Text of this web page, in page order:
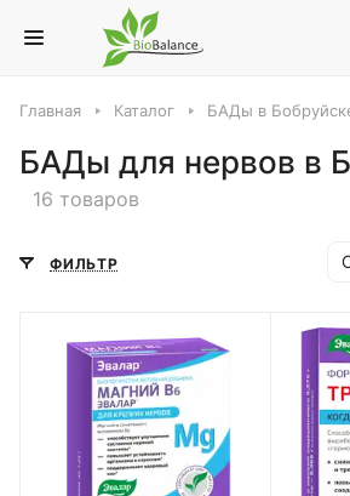
Главная Каталог БАДы в
БАДы для нервов в
16 товаров
ФИЛЬТР